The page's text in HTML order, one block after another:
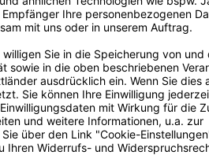
Geschenkverpackung 1
Tasse mit Fenster